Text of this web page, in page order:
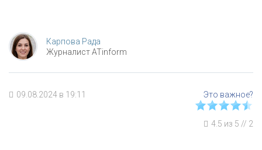
Карпова Рада
Журналист ATinform
09.08.2024 в 19:11
4.5 из 5 // 2